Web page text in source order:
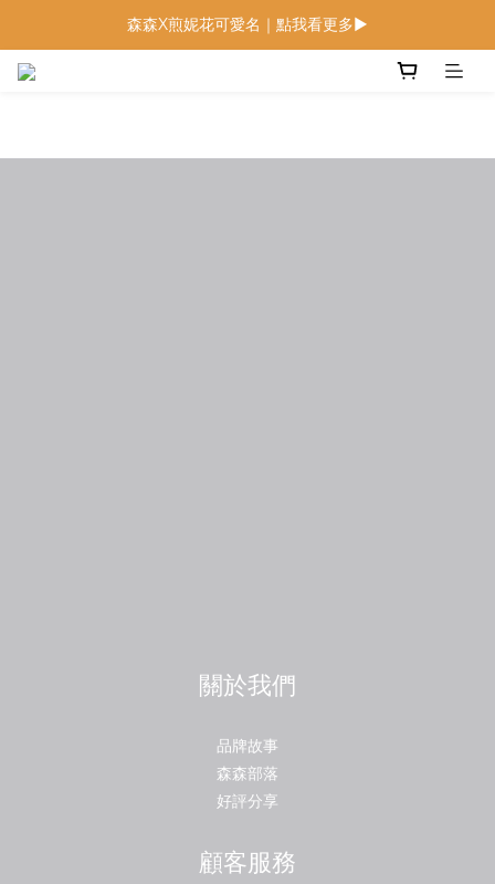
低鈉燉飯燉麵回歸 趕緊補貨！
森森X煎妮花可愛名｜點我看更多▶
關於我們
品牌故事
森森部落
好評分享
顧客服務